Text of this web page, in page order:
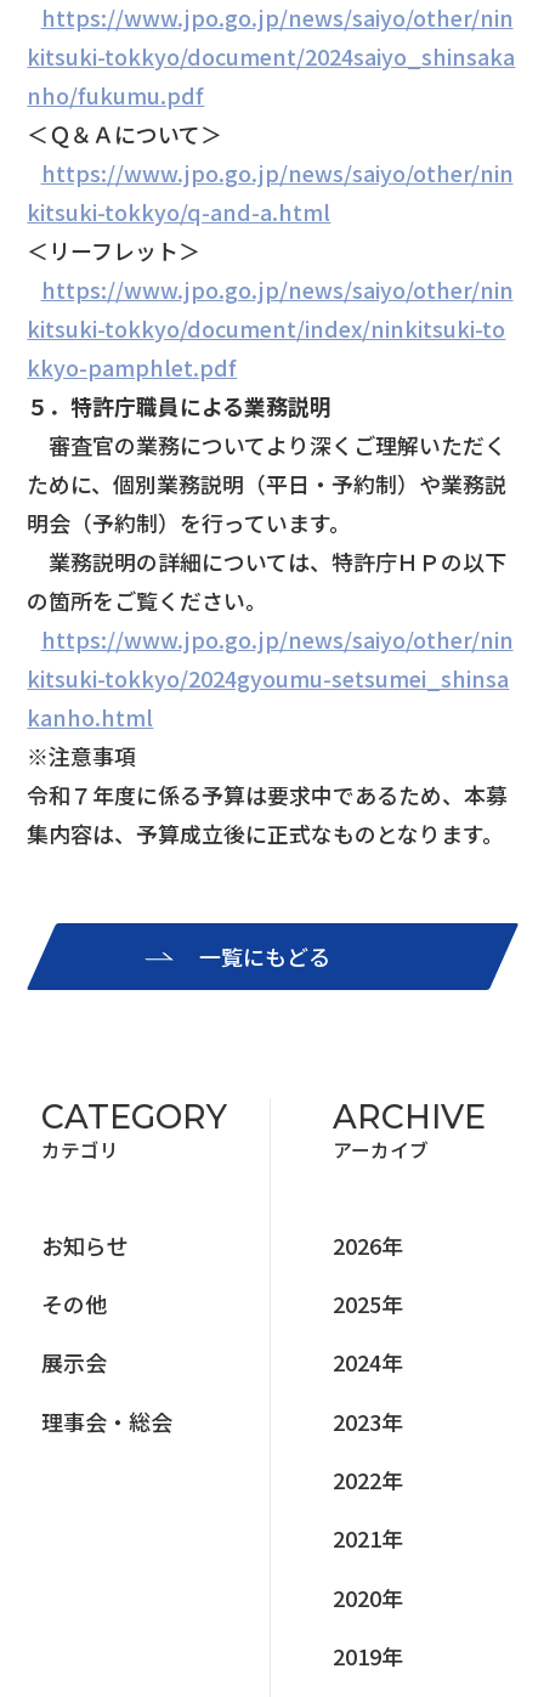
https://www.jpo.go.jp/news/saiyo/other/nin
kitsuki-tokkyo/document/2024saiyo_shinsaka
nho/fukumu.pdf
＜Ｑ＆Ａについて＞
https://www.jpo.go.jp/news/saiyo/other/nin
kitsuki-tokkyo/q-and-a.html
＜リーフレット＞
https://www.jpo.go.jp/news/saiyo/other/nin
kitsuki-tokkyo/document/index/ninkitsuki-to
kkyo-pamphlet.pdf
５．特許庁職員による業務説明
審査官の業務についてより深くご理解いただく
ために、個別業務説明（平日・予約制）や業務説
明会（予約制）を行っています。
業務説明の詳細については、特許庁ＨＰの以下
の箇所をご覧ください。
https://www.jpo.go.jp/news/saiyo/other/nin
kitsuki-tokkyo/2024gyoumu-setsumei_shinsa
kanho.html
※注意事項
令和７年度に係る予算は要求中であるため、本募
集内容は、予算成立後に正式なものとなります。
一覧にもどる
CATEGORY
カテゴリ
お知らせ
その他
展⽰会
理事会‧総会
ARCHIVE
アーカイブ
2026年
2025年
2024年
2023年
2022年
2021年
2020年
2019年